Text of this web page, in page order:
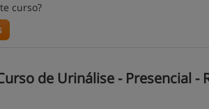
curso?
de Urinálise - Presencial -